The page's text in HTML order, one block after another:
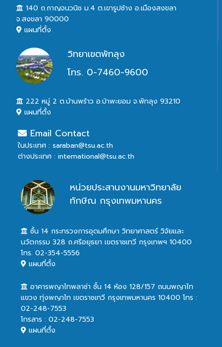
140 ถ.กาญจนวนิช ม.4 ต.เขารูปช้าง อ.เมืองสงขลา
จ.สงขลา 90000
แผนที่ตั้ง
วิทยาเขตพัทลุง
โทร. 0-7460-9600
222 หมู่ 2 ต.บ้านพร้าว อ.ป่าพะยอม จ.พัทลุง 93210
แผนที่ตั้ง
Email Contact
ในประเทศ : saraban@tsu.ac.th
ต่างประเทศ : international@tsu.ac.th
หน่วยประสานงานมหาวิทยาลัย
ทักษิณ กรุงเทพมหานคร
ชั้น 14 กระทรวงการอุดมศึกษา วิทยาศาสตร์ วิจัยและ
นวัตกรรม 328 ถ.ศรีอยุธยา เขตราชเทวี กรุงเทพฯ 10400
โทร. 02-354-5556
แผนที่ตั้ง
อาคารพญาไทพลาซ่า ชั้น 14 ห้อง 128/157 ถนนพญาไท
แขวง ทุ่งพญาไท เขตราชเทวี กรุงเทพมหานคร 10400 โทร :
02-248-7553
โทรสาร : 02-248-7553
แผนที่ตั้ง